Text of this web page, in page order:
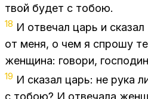
твой бу­дет с то­бою.
18 И от­ве­чал царь и
от меня, о чем я спро­шу
жен­щи­на: го­во­ри,
19 И ска­зал царь: не рука
с то­бою? И от­ве­ча­ла